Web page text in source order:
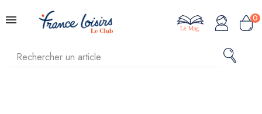
0
Le Mag